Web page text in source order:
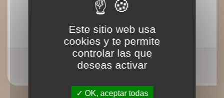
Surpoids et obésité, suivez le coach
Este sitio web usa
cookies y te permite
controlar las que
deseas activar
OK, aceptar todas